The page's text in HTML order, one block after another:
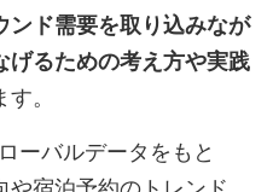
ンド需要を取り込みなが
げるための考え方や実践
。
ーバルデータをもと